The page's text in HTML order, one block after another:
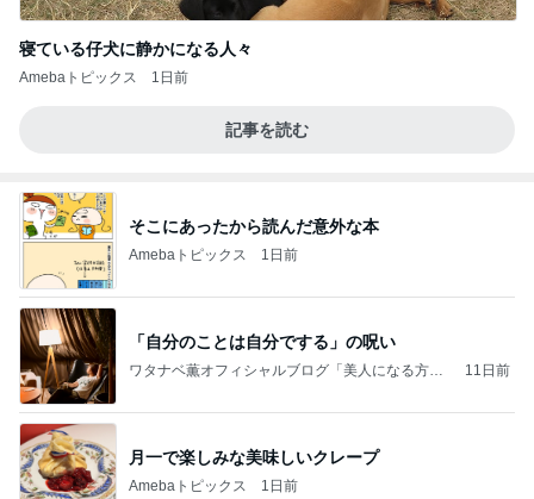
寝ている仔犬に静かになる人々
Amebaトピックス 1日前
記事を読む
そこにあったから読んだ意外な本
Amebaトピックス 1日前
「自分のことは自分でする」の呪い
ワタナベ薫オフィシャルブログ「美人になる方
11日前
月一で楽しみな美味しいクレープ
Amebaトピックス 1日前